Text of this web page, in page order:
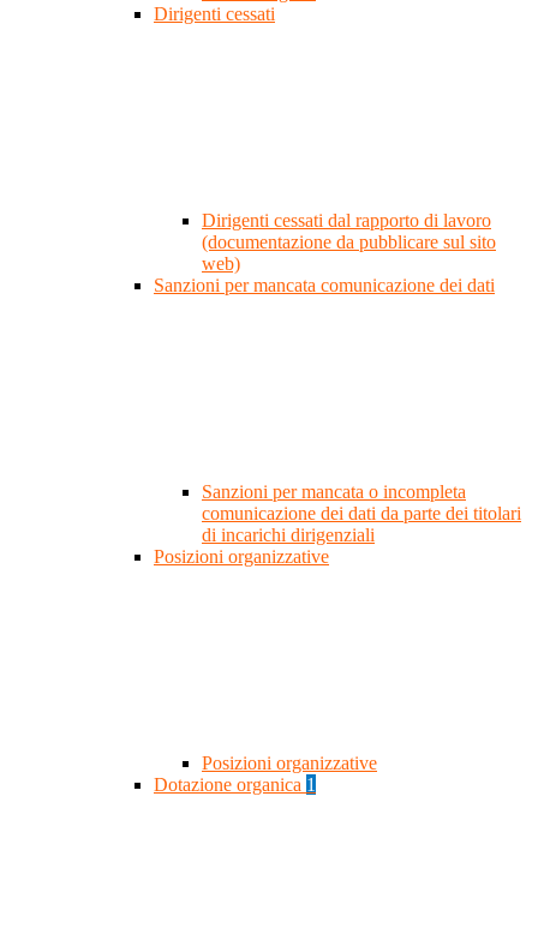
Dirigenti cessati
Dirigenti cessati dal rapporto di lavoro
(documentazione da pubblicare sul sito
web)
Sanzioni per mancata comunicazione dei dati
Sanzioni per mancata o incompleta
comunicazione dei dati da parte dei titolari
di incarichi dirigenziali
Posizioni organizzative
Posizioni organizzative
Dotazione organica 1